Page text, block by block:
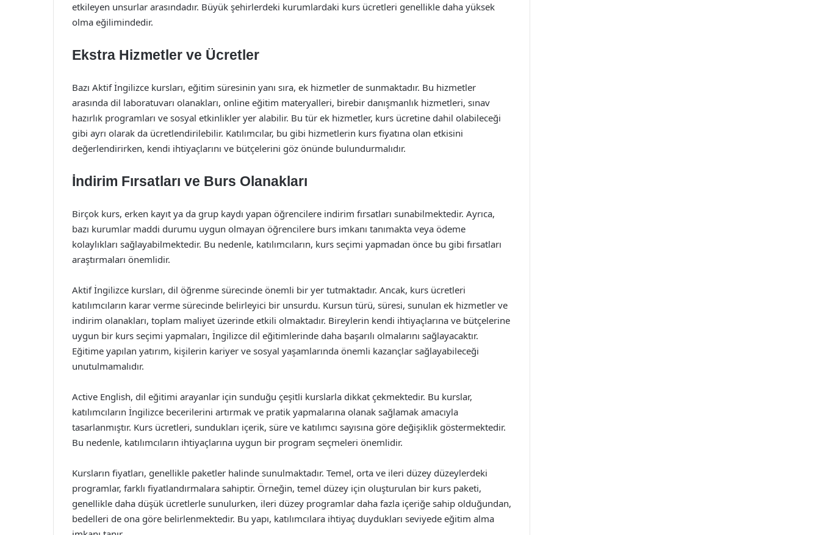
etkileyen unsurlar arasındadır. Büyük şehirlerdeki kurumlardaki kurs ücretleri genellikle daha yüksek
olma eğilimindedir.
Ekstra Hizmetler ve Ücretler
Bazı Aktif İngilizce kursları, eğitim süresinin yanı sıra, ek hizmetler de sunmaktadır. Bu hizmetler
arasında dil laboratuvarı olanakları, online eğitim materyalleri, birebir danışmanlık hizmetleri, sınav
hazırlık programları ve sosyal etkinlikler yer alabilir. Bu tür ek hizmetler, kurs ücretine dahil olabileceği
gibi ayrı olarak da ücretlendirilebilir. Katılımcılar, bu gibi hizmetlerin kurs fiyatına olan etkisini
değerlendirirken, kendi ihtiyaçlarını ve bütçelerini göz önünde bulundurmalıdır.
İndirim Fırsatları ve Burs Olanakları
Birçok kurs, erken kayıt ya da grup kaydı yapan öğrencilere indirim fırsatları sunabilmektedir. Ayrıca,
bazı kurumlar maddi durumu uygun olmayan öğrencilere burs imkanı tanımakta veya ödeme
kolaylıkları sağlayabilmektedir. Bu nedenle, katılımcıların, kurs seçimi yapmadan önce bu gibi fırsatları
araştırmaları önemlidir.
Aktif İngilizce kursları, dil öğrenme sürecinde önemli bir yer tutmaktadır. Ancak, kurs ücretleri
katılımcıların karar verme sürecinde belirleyici bir unsurdu. Kursun türü, süresi, sunulan ek hizmetler ve
indirim olanakları, toplam maliyet üzerinde etkili olmaktadır. Bireylerin kendi ihtiyaçlarına ve bütçelerine
uygun bir kurs seçimi yapmaları, İngilizce dil eğitimlerinde daha başarılı olmalarını sağlayacaktır.
Eğitime yapılan yatırım, kişilerin kariyer ve sosyal yaşamlarında önemli kazançlar sağlayabileceği
unutulmamalıdır.
Active English, dil eğitimi arayanlar için sunduğu çeşitli kurslarla dikkat çekmektedir. Bu kurslar,
katılımcıların İngilizce becerilerini artırmak ve pratik yapmalarına olanak sağlamak amacıyla
tasarlanmıştır. Kurs ücretleri, sundukları içerik, süre ve katılımcı sayısına göre değişiklik göstermektedir.
Bu nedenle, katılımcıların ihtiyaçlarına uygun bir program seçmeleri önemlidir.
Kursların fiyatları, genellikle paketler halinde sunulmaktadır. Temel, orta ve ileri düzey düzeylerdeki
programlar, farklı fiyatlandırmalara sahiptir. Örneğin, temel düzey için oluşturulan bir kurs paketi,
genellikle daha düşük ücretlerle sunulurken, ileri düzey programlar daha fazla içeriğe sahip olduğundan,
bedelleri de ona göre belirlenmektedir. Bu yapı, katılımcılara ihtiyaç duydukları seviyede eğitim alma